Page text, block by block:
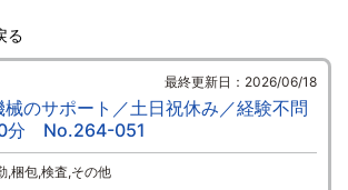
る
最終更新日：2026/06/18
のサポート／土日祝休み／経験不問
分 No.264-051
,梱包,検査,その他